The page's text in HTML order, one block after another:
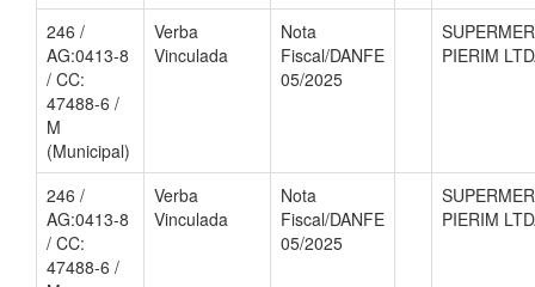
246 /
AG:0413-8
/ CC:
47488-6 /
M
(Municipal)
Verba
Vinculada
Nota
Fiscal/DANFE
05/2025
PIERIM
246 /
AG:0413-8
/ CC:
47488-6 /
Verba
Vinculada
Nota
Fiscal/DANFE
05/2025
PIERIM